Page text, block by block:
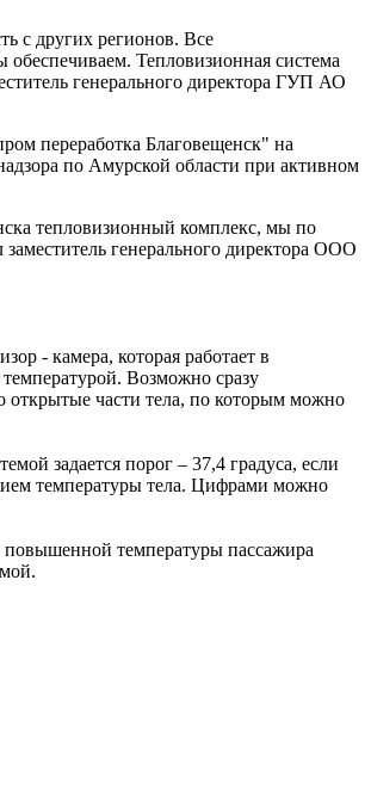
с других регионов. Все
Тепловизионная система
генерального директора ГУП АО
переработка Благовещенск" на
по Амурской области при активном
тепловизионный комплекс, мы по
генерального директора ООО
- камера, которая работает в
Возможно сразу
открытые части тела, по которым можно
задается порог – 37,4 градуса, если
температуры тела. Цифрами можно
температуры пассажира